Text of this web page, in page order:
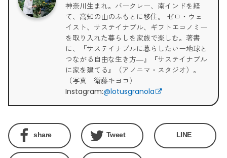
神奈川生まれ。バークレー、南インドを経
て、高知の山のふもとに移住。 ゼロ・ウェ
イスト、サステイナブル、ギフトエコノミー
を取り入れた暮らしを家族で楽しむ。著書
に、『サステイナブルに暮らしたいー地球と
つながる自由な生き方―』『サステイナブル
に家を建てる』（アノニマ・スタジオ）。
（写真 衛藤キヨコ）
Instagram:@lotusgranola
share Tweet LINE